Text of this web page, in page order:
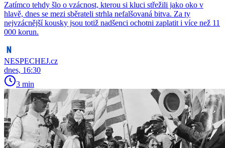
Zatímco tehdy šlo o vzácnost, kterou si kluci střežili jako oko v
hlavě, dnes se mezi sběrateli strhla nefalšovaná bitva. Za ty
nejvzácnější kousky jsou totiž nadšenci ochotni zaplatit i více než 11
000 korun.
NESPECHEJ.cz
dnes, 16:30
3 min